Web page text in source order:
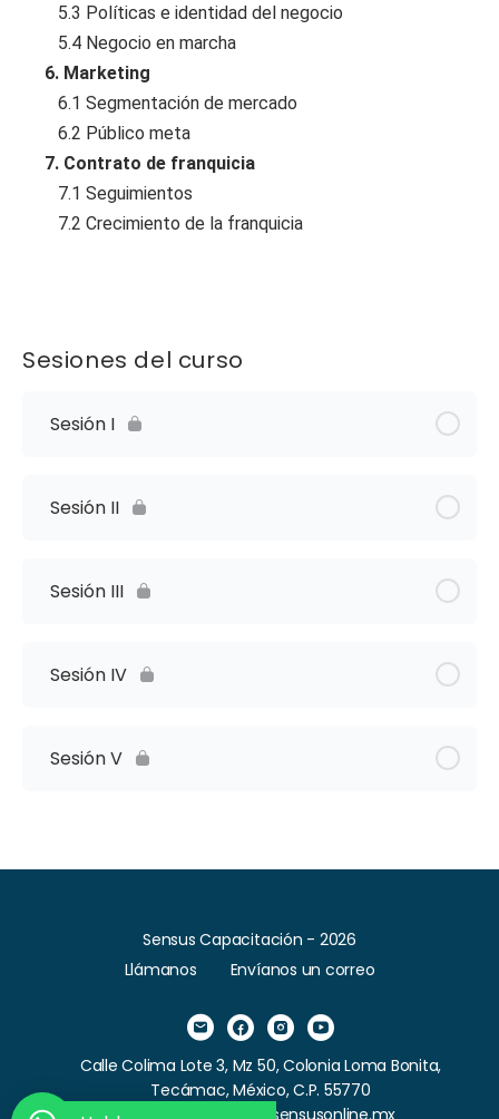
5.3 Políticas e identidad del negocio
5.4 Negocio en marcha
6. Marketing
6.1 Segmentación de mercado
6.2 Público meta
7. Contrato de franquicia
7.1 Seguimientos
7.2 Crecimiento de la franquicia
Sesiones del curso
Sesión I
Sesión II
Sesión III
Sesión IV
Sesión V
Sensus Capacitación - 2026
Llámanos
Envíanos un correo
Calle Colima Lote 3, Mz 50, Colonia Loma Bonita,
Tecámac, México, C.P. 55770
Correo: contacto@sensusonline.mx